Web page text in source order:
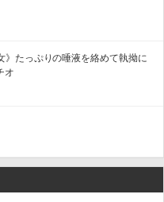
》たっぷりの唾液を絡めて執拗に
オ